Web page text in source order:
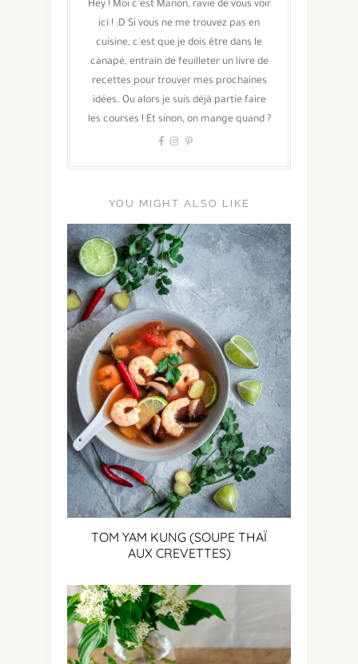
Hey ! Moi c'est Manon, ravie de vous voir
ici ! :D Si vous ne me trouvez pas en
cuisine, c'est que je dois être dans le
canapé, entrain de feuilleter un livre de
recettes pour trouver mes prochaines
idées. Ou alors je suis déjà partie faire
les courses ! Et sinon, on mange quand ?
YOU MIGHT ALSO LIKE
TOM YAM KUNG (SOUPE THAÏ
AUX CREVETTES)